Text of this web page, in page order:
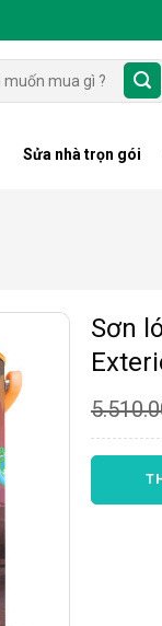
Sửa nhà trọn gói
Sơn